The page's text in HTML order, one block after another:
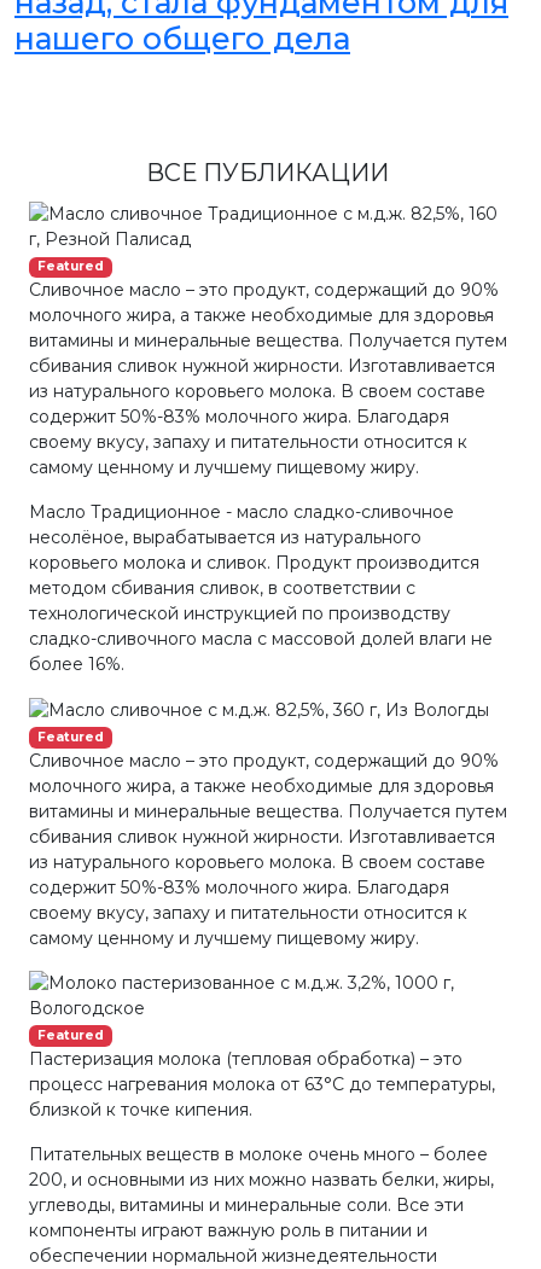
нашего общего дела
ВСЕ ПУБЛИКАЦИИ
Featured
Сливочное масло – это продукт, содержащий до 90%
молочного жира, а также необходимые для здоровья
витамины и минеральные вещества. Получается путем
сбивания сливок нужной жирности. Изготавливается
из натурального коровьего молока. В своем составе
содержит 50%-83% молочного жира. Благодаря
своему вкусу, запаху и питательности относится к
самому ценному и лучшему пищевому жиру.
Масло Традиционное - масло сладко-сливочное
несолёное, вырабатывается из натурального
коровьего молока и сливок. Продукт производится
методом сбивания сливок, в соответствии с
технологической инструкцией по производству
сладко-сливочного масла с массовой долей влаги не
более 16%.
Featured
Сливочное масло – это продукт, содержащий до 90%
молочного жира, а также необходимые для здоровья
витамины и минеральные вещества. Получается путем
сбивания сливок нужной жирности. Изготавливается
из натурального коровьего молока. В своем составе
содержит 50%-83% молочного жира. Благодаря
своему вкусу, запаху и питательности относится к
самому ценному и лучшему пищевому жиру.
Featured
Пастеризация молока (тепловая обработка) – это
процесс нагревания молока от 63°С до температуры,
близкой к точке кипения.
Питательных веществ в молоке очень много – более
200, и основными из них можно назвать белки, жиры,
углеводы, витамины и минеральные соли. Все эти
компоненты играют важную роль в питании и
обеспечении нормальной жизнедеятельности